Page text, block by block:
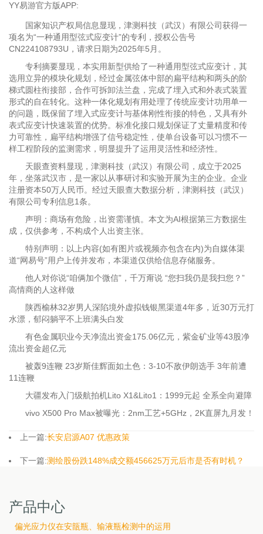
YY易游官方版APP:
国家知识产权局信息显现，津测科技（武汉）有限公司获得一
项名为“一种通用型弦式应变计”的专利，授权公告号
CN224108793U，请求日期为2025年5月。
专利摘要显现，本实用新型供给了一种通用型弦式应变计，其
选用立异的模块化规划，经过金属弦体中部的扁平结构和两头的阶
梯式圆柱衔接部，合作可拆卸法兰盘，完成了埋入式和外表式装置
形式的自在转化。这种一体化规划有用处理了传统应变计功用单一
的问题，既保留了埋入式应变计与基体刚性衔接的特色，又具有外
表式应变计快速装置的优势。标准化接口规划保证了丈量精度和传
力可靠性，扁平结构增强了信号稳定性，使单台设备可以习惯不一
样工程阶段的监测需求，明显提升了运用灵活性和经济性。
天眼查资料显现，津测科技（武汉）有限公司，成立于2025
年，坐落武汉市，是一家以从事研讨和实验开展为主的企业。企业
注册资本50万人民币。经过天眼查大数据分析，津测科技（武汉）
有限公司专利信息1条。
声明：商场有危险，出资需谨慎。本文为AI根据第三方数据生
成，仅供参考，不构成个人出资主张。
特别声明：以上内容(如有图片或视频亦包含在内)为自媒体渠
道“网易号”用户上传并发布，本渠道仅供给信息存储服务。
他人对你说“咱俩加个微信”，千万甭说 “您扫我仍是我扫您？”
高情商的人这样做
陕西榆林32岁男人深陷境外虚拟钱银黑渠道4年多，近30万元打
水漂，郁闷躺平不上班满头白发
有色金属职业今天净流出资金175.06亿元，紫金矿业等43股净
流出资金超亿元
被轰9连鞭 23岁斯佳辉面如土色：3-10不敌伊朗选手 3年前遭
11连鞭
大疆发布入门级航拍机Lito X1&Lito1：1999元起 全系全向避障
vivo X500 Pro Max被曝光：2nm工艺+5GHz，2K直屏九月发！
上一篇:长安启源A07 优惠政策
下一篇:测绘股份跌148%成交额456625万元后市是否有时机？
产品中心
偏光应力仪在安瓿瓶、输液瓶检测中的运用